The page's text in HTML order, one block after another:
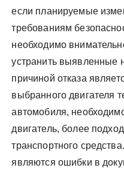
если планируемые
требованиям
необходимо
устранить выявленные
причиной отказа
выбранного двигателя
автомобиля,
двигатель, более
транспортного
являются ошибки в